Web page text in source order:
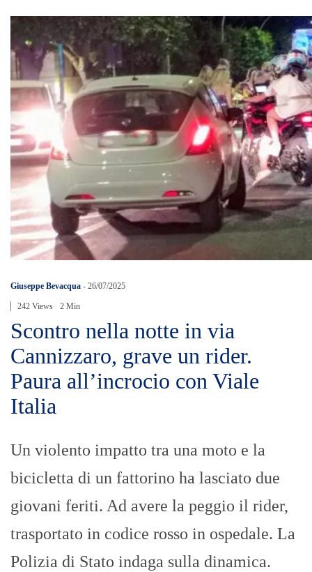
Giuseppe Bevacqua - 26/07/2025
242 Views 2 Min
Scontro nella notte in via
Cannizzaro, grave un rider.
Paura all’incrocio con Viale
Italia
Un violento impatto tra una moto e la
bicicletta di un fattorino ha lasciato due
giovani feriti. Ad avere la peggio il rider,
trasportato in codice rosso in ospedale. La
Polizia di Stato indaga sulla dinamica.